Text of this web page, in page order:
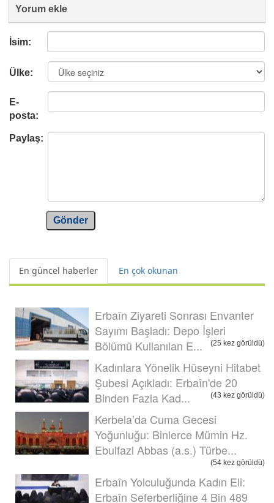
Yorum ekle
İsim:
Ülke:
E-
posta:
Paylaş:
Gönder
En güncel haberler En çok okunan
Erbaîn Ziyareti Sonrası Envanter
Sayımı Başladı: Depo İşleri
Bölümü Kullanılan E...
(25 kez görüldü)
Kadınlara Yönelik Hüseyni Hitabet
Şubesi Açıkladı: Erbaîn'de 20
Binden Fazla Kad...
(43 kez görüldü)
Kerbela’da Cuma Gecesi
Yoğunluğu: Binlerce Mümin Hz.
Ebulfazl Abbas (a.s.) Türbe...
(54 kez görüldü)
Erbaîn Yolculuğunda Kadın Eli:
Erbaîn Seferberliğine 4 Bin 489